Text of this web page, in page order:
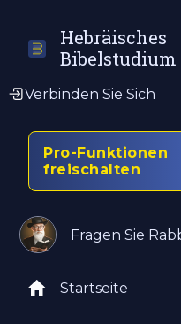
Hebräisches
Bibelstudium
Verbinden Sie Sich
Pro-Funktionen
freischalten
Fragen Sie
Startseite